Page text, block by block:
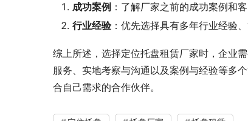
成功案例 ：了解厂家之前的成功案例和
行业经验 ：优先选择具有多年行业经验
综上所述，选择定位托盘租赁厂家时，企业
服务、实地考察与沟通以及案例与经验等多
合自己需求的合作伙伴。